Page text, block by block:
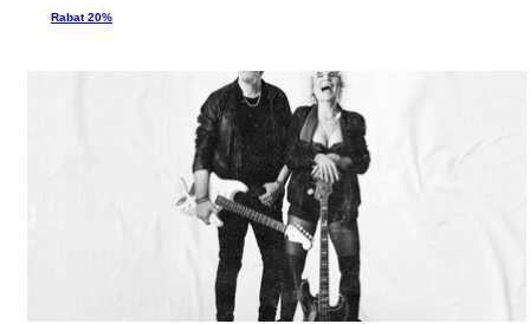
Rabat 20%